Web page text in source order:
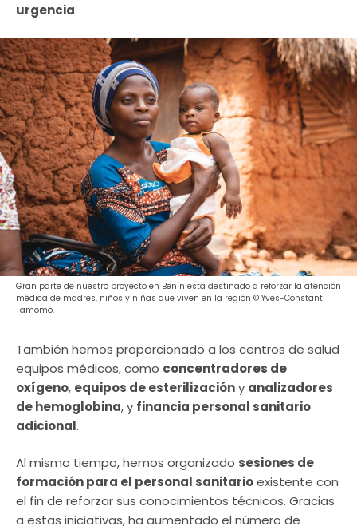
urgencia.
Gran parte de nuestro proyecto en Benín está destinado a reforzar la atención
médica de madres, niños y niñas que viven en la región © Yves-Constant
Tamomo.
También hemos proporcionado a los centros de salud
equipos médicos, como concentradores de
oxígeno, equipos de esterilizacióny analizadores
de hemoglobina, y financia personal sanitario
adicional.
Al mismo tiempo, hemos organizado sesiones de
formación para el personal sanitarioexistente con
el fin de reforzar sus conocimientos técnicos. Gracias
a estas iniciativas, ha aumentado el número de